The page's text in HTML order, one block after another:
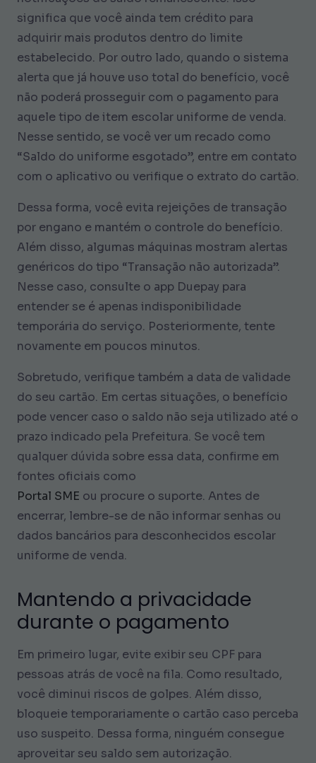
significa que você ainda tem crédito para
adquirir mais produtos dentro do limite
estabelecido. Por outro lado, quando o sistema
alerta que já houve uso total do benefício, você
não poderá prosseguir com o pagamento para
aquele tipo de item escolar uniforme de venda.
Nesse sentido, se você ver um recado como
“Saldo do uniforme esgotado”, entre em contato
com o aplicativo ou verifique o extrato do cartão.
Dessa forma, você evita rejeições de transação
por engano e mantém o controle do benefício.
Além disso, algumas máquinas mostram alertas
genéricos do tipo “Transação não autorizada”.
Nesse caso, consulte o app Duepay para
entender se é apenas indisponibilidade
temporária do serviço. Posteriormente, tente
novamente em poucos minutos.
Sobretudo, verifique também a data de validade
do seu cartão. Em certas situações, o benefício
pode vencer caso o saldo não seja utilizado até o
prazo indicado pela Prefeitura. Se você tem
qualquer dúvida sobre essa data, confirme em
fontes oficiais como
Portal SME ou procure o suporte. Antes de
encerrar, lembre-se de não informar senhas ou
dados bancários para desconhecidos escolar
uniforme de venda.
Mantendo a privacidade
durante o pagamento
Em primeiro lugar, evite exibir seu CPF para
pessoas atrás de você na fila. Como resultado,
você diminui riscos de golpes. Além disso,
bloqueie temporariamente o cartão caso perceba
uso suspeito. Dessa forma, ninguém consegue
aproveitar seu saldo sem autorização.